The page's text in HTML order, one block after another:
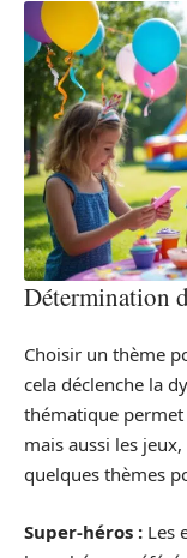
Détermination
Choisir un thème
cela déclenche la
thématique
mais aussi les
quelques thèmes
Super-héros : Les